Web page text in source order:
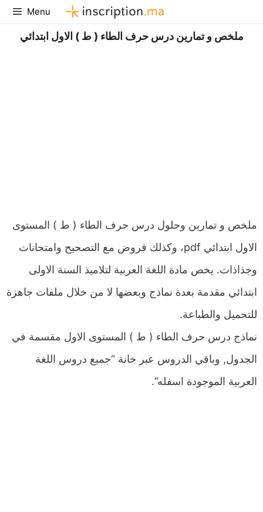
Aller
au
contenu
Menu
ملخص و تمارين درس حرف الطاء ( ط ) الاول ابتدائي
ملخص و تمارين وحلول درس حرف الطاء ( ط ) المستوى
الاول ابتدائي pdf، وكذلك فروض مع التصحيح وامتحانات
وجذاذات. يخص مادة اللغة العربية لتلاميذ السنة الاولى
ابتدائي مقدمة بعدة نماذج وبعضها لا من خلال ملفات جاهزة
للتحميل والطباعة.
نماذج درس حرف الطاء ( ط ) المستوى الاول مقسمة في
الجدول, وباقي الدروس عبر خانة “جميع دروس اللغة
العربية الموجودة اسفله“.